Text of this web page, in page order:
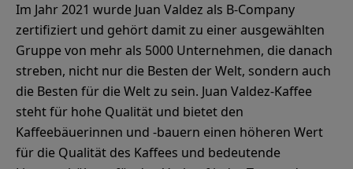
Im Jahr 2021 wurde Juan Valdez als B-Company
zertifiziert und gehört damit zu einer ausgewählten
Gruppe von mehr als 5000 Unternehmen, die danach
streben, nicht nur die Besten der Welt, sondern auch
die Besten für die Welt zu sein. Juan Valdez-Kaffee
steht für hohe Qualität und bietet den
Kaffeebäuerinnen und -bauern einen höheren Wert
für die Qualität des Kaffees und bedeutende